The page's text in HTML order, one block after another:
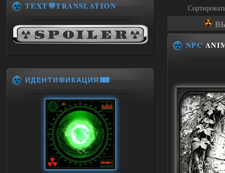
NPC
TEXT💬TRANSLATION
ИДЕНТИФИКАЦИЯ⌨